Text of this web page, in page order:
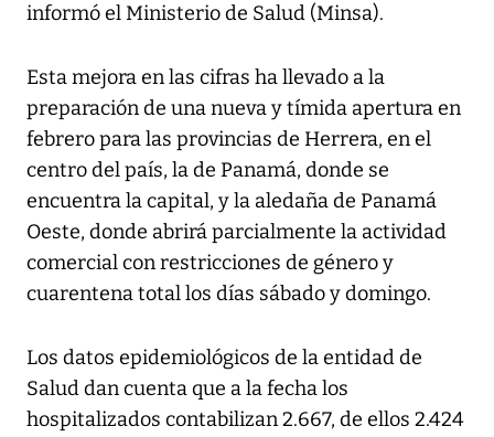
informó el Ministerio de Salud (Minsa).
Esta mejora en las cifras ha llevado a la
preparación de una nueva y tímida apertura en
febrero para las provincias de Herrera, en el
centro del país, la de Panamá, donde se
encuentra la capital, y la aledaña de Panamá
Oeste, donde abrirá parcialmente la actividad
comercial con restricciones de género y
cuarentena total los días sábado y domingo.
Los datos epidemiológicos de la entidad de
Salud dan cuenta que a la fecha los
hospitalizados contabilizan 2.667, de ellos 2.424